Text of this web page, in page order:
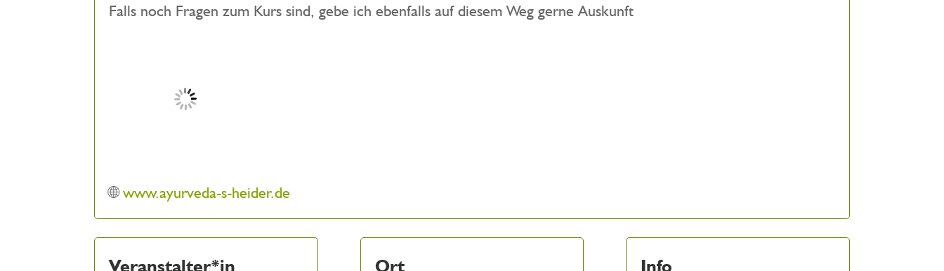
Falls noch Fragen zum Kurs sind, gebe ich ebenfalls auf diesem Weg gerne Auskunft
🌐www.ayurveda-s-heider.de
Veranstalter*in Ort Info